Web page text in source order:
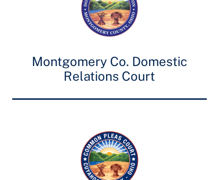
Montgomery Co. Domestic
Relations Court